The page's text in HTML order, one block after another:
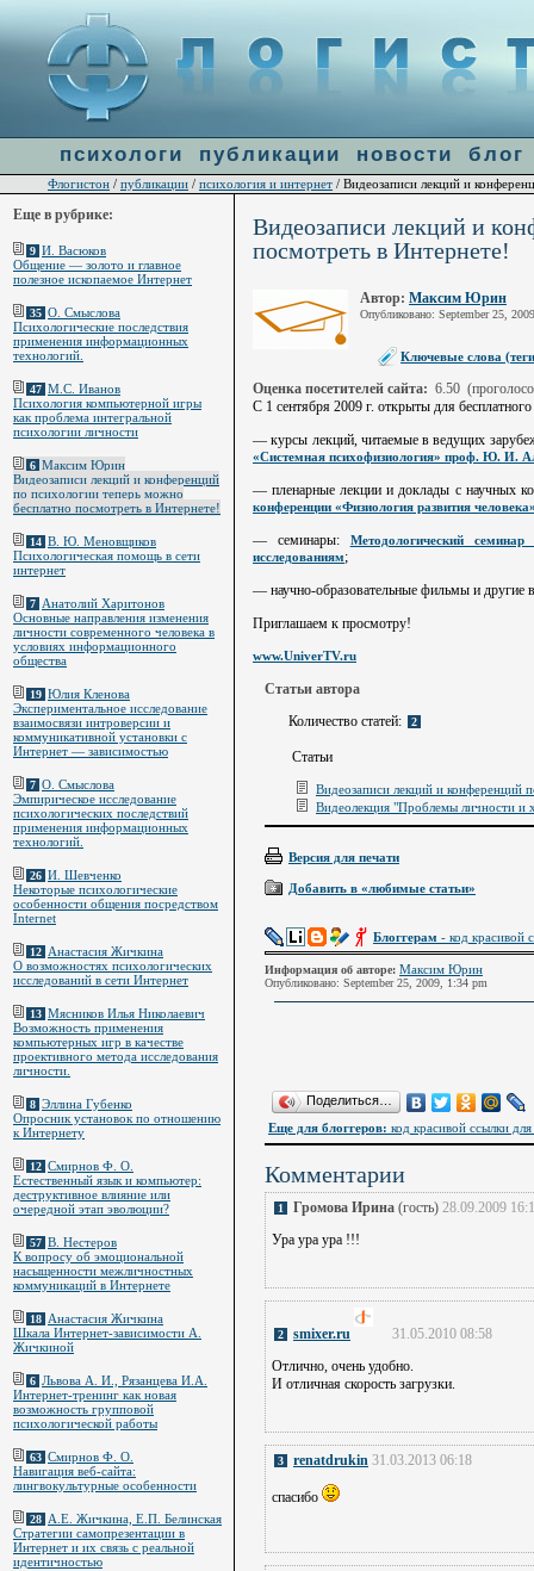
: file_get_contents(http://ulogin.ru/token.php?token=&host=flogiston.ru) [
Видеозаписи лекций и
посмотреть в Интернете!
Автор: Максим Юрин
Опубликовано: September 25,
Ключевые слова
Оценка посетителей сайта: 6.50
С 1 сентября 2009 г. открыты для
— курсы лекций, читаемые в ведущих
«Системная психофизиология» проф. Ю. И.
— пленарные лекции и доклады с научных
конференции «Физиология развития
— семинары:
Методологический
исследованиям;
— научно-образовательные фильмы и другие
Приглашаем к просмотру!
www.UniverTV.ru
Статьи автора
Количество статей:
2
Статьи
Видеозаписи лекций и конференций
Видеолекция "Проблемы личности и
Версия для печати
Добавить в «любимые статьи»
Блоггерам - код красивой
Информация об авторе: Максим Юрин
Опубликовано: September 25, 2009, 1:34 pm
Поделиться…
Еще для блоггеров: код красивой ссылки для
Комментарии
1 Громова Ирина (гость) 28.09.2009
Ура ура ура !!!
2 smixer.ru
31.05.2010 08:58
Отлично, очень удобно.
И отличная скорость загрузки.
3 renatdrukin 31.03.2013 06:18
спасибо
психологи публикации новости блог
Флогистон / публикации / психология и интернет / Видеозаписи лекций и
Еще в рубрике:
9 И. Васюков
Общение — золото и главное
полезное ископаемое Интернет
35 О. Смыслова
Психологические последствия
применения информационных
технологий.
47 М.С. Иванов
Психология компьютерной игры
как проблема интегральной
психологии личности
6 Максим Юрин
Видеозаписи лекций и конференций
по психологии теперь можно
бесплатно посмотреть в Интернете!
14 В. Ю. Меновщиков
Психологическая помощь в сети
интернет
7 Анатолий Харитонов
Основные направления изменения
личности современного человека в
условиях информационного
общества
19 Юлия Кленова
Экспериментальное исследование
взаимосвязи интроверсии и
коммуникативной установки с
Интернет — зависимостью
7 О. Смыслова
Эмпирическое исследование
психологических последствий
применения информационных
технологий.
26 И. Шевченко
Некоторые психологические
особенности общения посредством
Internet
12 Анастасия Жичкина
О возможностях психологических
исследований в сети Интернет
13 Мясников Илья Николаевич
Возможность применения
компьютерных игр в качестве
проективного метода исследования
личности.
8 Эллина Губенко
Опросник установок по отношению
к Интернету
12 Смирнов Ф. О.
Естественный язык и компьютер:
деструктивное влияние или
очередной этап эволюции?
57 В. Нестеров
К вопросу об эмоциональной
насыщенности межличностных
коммуникаций в Интернете
18 Анастасия Жичкина
Шкала Интернет-зависимости А.
Жичкиной
6 Львова А. И., Рязанцева И.А.
Интернет-тренинг как новая
возможность групповой
психологической работы
63 Смирнов Ф. О.
Навигация веб-сайта:
лингвокультурные особенности
28 А.Е. Жичкина, Е.П. Белинская
Стратегии самопрезентации в
Интернет и их связь с реальной
идентичностью